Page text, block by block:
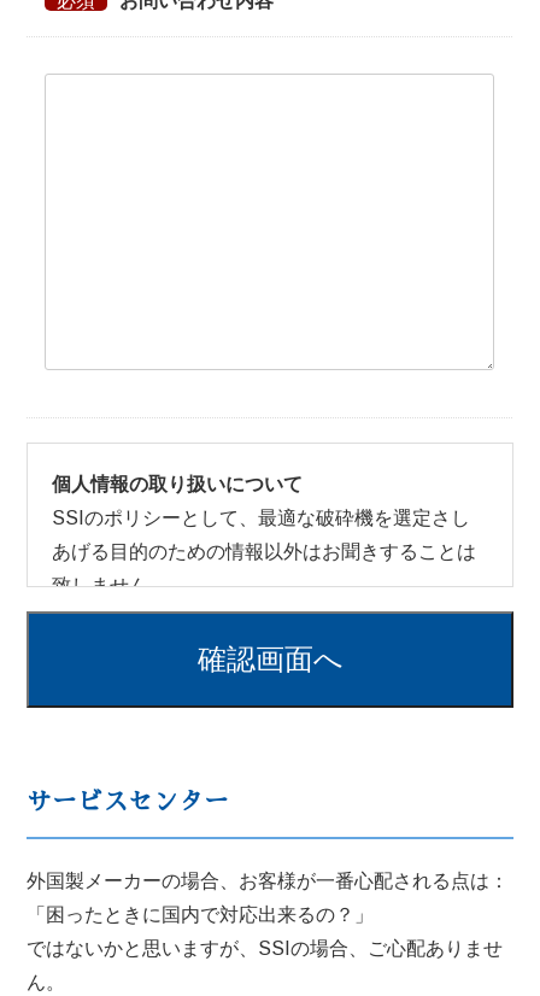
個人情報の取り扱いについて
SSIのポリシーとして、最適な破砕機を選定さし
あげる目的のための情報以外はお聞きすることは
致しません。
頂いた情報は第三機関へ転売・転送することは致
タベースに大事に保管されます。
サービスセンター
外国製メーカーの場合、お客様が一番心配される点は：
「困ったときに国内で対応出来るの？」
ではないかと思いますが、SSIの場合、ご心配ありませ
ん。